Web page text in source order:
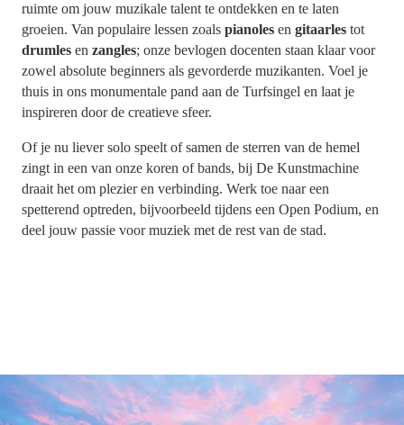
ruimte om jouw muzikale talent te ontdekken en te laten
groeien. Van populaire lessen zoals pianoles en gitaarles tot
drumles en zangles; onze bevlogen docenten staan klaar voor
zowel absolute beginners als gevorderde muzikanten. Voel je
thuis in ons monumentale pand aan de Turfsingel en laat je
inspireren door de creatieve sfeer.
Of je nu liever solo speelt of samen de sterren van de hemel
zingt in een van onze koren of bands, bij De Kunstmachine
draait het om plezier en verbinding. Werk toe naar een
spetterend optreden, bijvoorbeeld tijdens een Open Podium, en
deel jouw passie voor muziek met de rest van de stad.